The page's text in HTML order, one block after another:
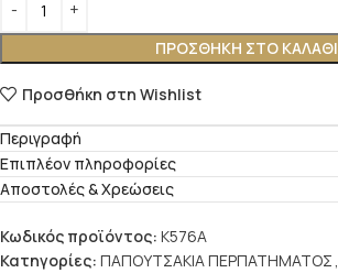
ΠΡΟΣΘΉΚΗ ΣΤΟ ΚΑΛΆΘΙ
Προσθήκη στη Wishlist
Περιγραφή
Επιπλέον πληροφορίες
Αποστολές & Χρεώσεις
Κωδικός προϊόντος: K576A
Κατηγορίες: ΠΑΠΟΥΤΣΑΚΙΑ ΠΕΡΠΑΤΗΜΑΤΟΣ,